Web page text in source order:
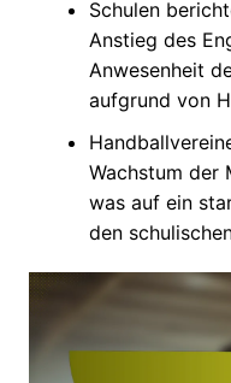
Schulen
Anstieg des
Anwesenheit
aufgrund von
Wachstum der
was auf ein
den